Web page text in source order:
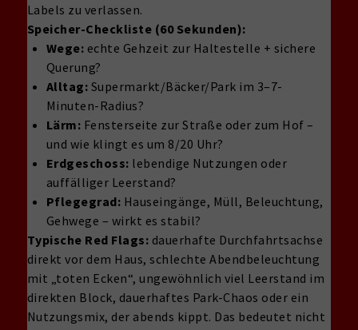
Labels zu verlassen.
Speicher-Checkliste (60 Sekunden):
Wege: echte Gehzeit zur Haltestelle + sichere
Querung?
Alltag: Supermarkt/Bäcker/Park im 3–7-
Minuten-Radius?
Lärm: Fensterseite zur Straße oder zum Hof –
und wie klingt es um 8/20 Uhr?
Erdgeschoss: lebendige Nutzungen oder
auffälliger Leerstand?
Pflegegrad: Hauseingänge, Müll, Beleuchtung,
Gehwege – wirkt es stabil?
Typische Red Flags: dauerhafte Durchfahrtsachse
direkt vor dem Haus, schlechte Abendbeleuchtung
mit „toten Ecken“, ungewöhnlich viel Leerstand im
direkten Block, dauerhaftes Park-Chaos oder ein
Nutzungsmix, der abends kippt. Das bedeutet nicht